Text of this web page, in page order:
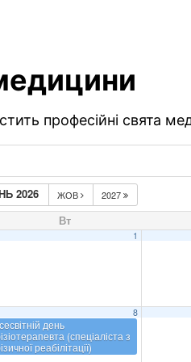
професійні свята
2026 ЖОВ 2027
Вт
1
8
день
(спеціаліста з
реабілітації)